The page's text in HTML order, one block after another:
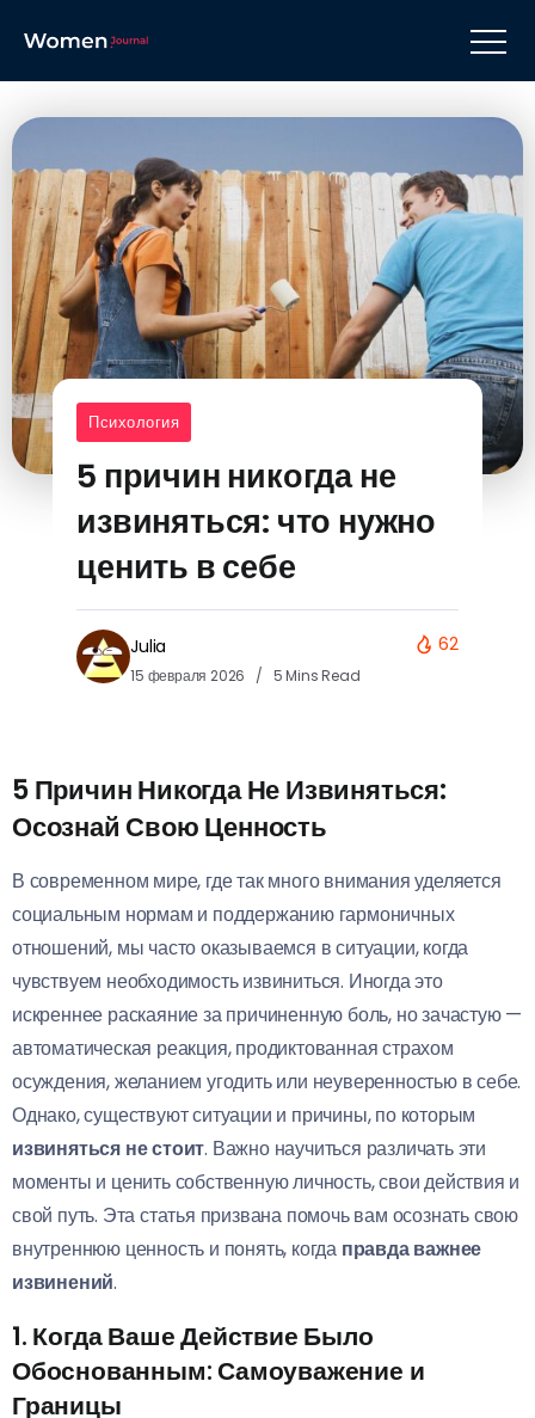
Психология
5 причин никогда не
извиняться: что нужно
ценить в себе
Julia
15 февраля 2026 5 Mins Read
62
5 Причин Никогда Не Извиняться:
Осознай Свою Ценность
В современном мире, где так много внимания уделяется
социальным нормам и поддержанию гармоничных
отношений, мы часто оказываемся в ситуации, когда
чувствуем необходимость извиниться. Иногда это
искреннее раскаяние за причиненную боль, но зачастую —
автоматическая реакция, продиктованная страхом
осуждения, желанием угодить или неуверенностью в себе.
Однако, существуют ситуации и причины, по которым
извиняться не стоит. Важно научиться различать эти
моменты и ценить собственную личность, свои действия и
свой путь. Эта статья призвана помочь вам осознать свою
внутреннюю ценность и понять, когда правда важнее
извинений.
1. Когда Ваше Действие Было
Обоснованным:Самоуважение и
Границы